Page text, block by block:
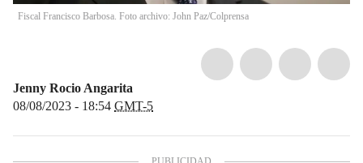
Fiscal Francisco Barbosa. Foto archivo: John Paz/Colprensa
Jenny Rocio Angarita
08/08/2023 - 18:54 GMT-5